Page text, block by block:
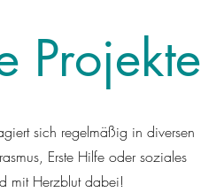
Projekte
sich regelmäßig in diversen
Erste Hilfe oder soziales
mit Herzblut dabei!